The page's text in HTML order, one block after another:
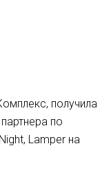
получила
по
Lamper на